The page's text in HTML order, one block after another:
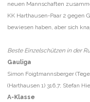
neuen Mannschaften
KK Harthausen-Paar 2 gegen
bewiesen haben, aber sich
Beste Einzelschützen in der
Gauliga
Simon Foigtmannsberger
(Harthausen 1) 316,7; Stefan
A-Klasse